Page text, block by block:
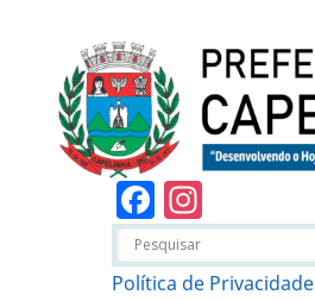
Facebook
Política de Privacidade